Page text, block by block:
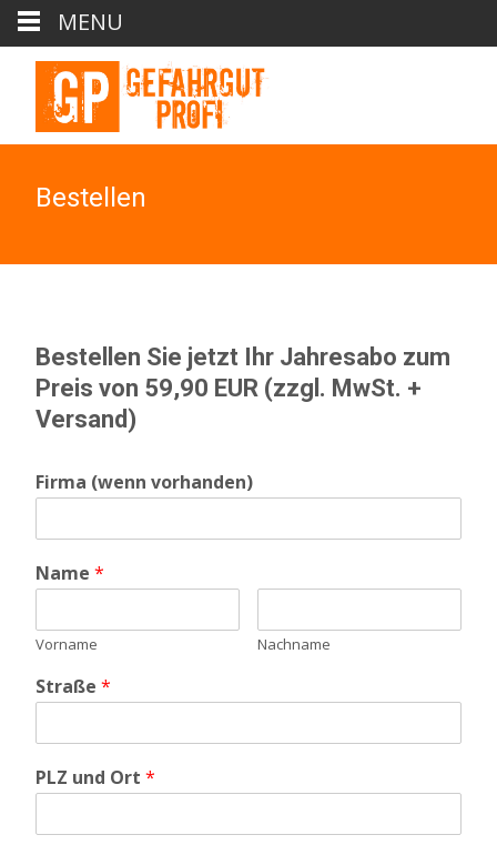
Bestellen
Bestellen Sie jetzt Ihr Jahresabo zum
Preis von 59,90 EUR (zzgl. MwSt. +
Versand)
Firma (wenn vorhanden)
Name *
Vorname Nachname
Straße *
PLZ und Ort *
MENU